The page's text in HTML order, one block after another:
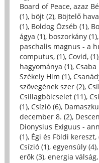
Board of Peace, azaz
(1), böjt (2), Böjtelő
(1), Boldog Özséb (1),
ágya (1), boszorkány (1),
paschalis magnus - a
computus, (1), Covid, (1)
hagyománya (1),
Székely Him (1),
szövegének szer (2),
Csillagbölcselet (11),
(1), Csízió (6),
december 8. (2),
Dionysius Exiguus -
(1), Égi és Földi kereszt,
Csízió (1), egyensúly (4),
erők (3), energia válság,